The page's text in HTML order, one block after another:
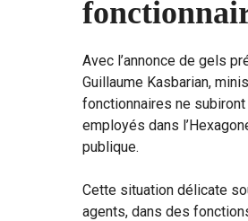
Avec l’annonce de gels
Guillaume Kasbarian,
fonctionnaires ne
employés dans
publique.
Cette situation délicate
agents, dans des